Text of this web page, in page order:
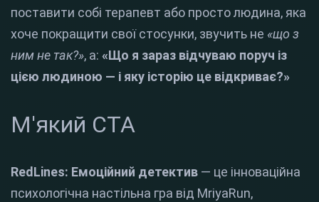
поставити собі терапевт або просто людина, яка
хоче покращити свої стосунки, звучить не «що з
ним не так?», а: «Що я зараз відчуваю поруч із
цією людиною — і яку історію це відкриває?»
М'який CTA
RedLines: Емоційний детектив — це інноваційна
психологічна настільна гра від MriyaRun,